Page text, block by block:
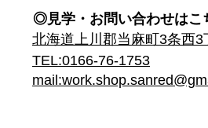
◎見学・​お問い合わせはこ
北海道上川郡当麻町3条西3
TEL:0166-76-1753